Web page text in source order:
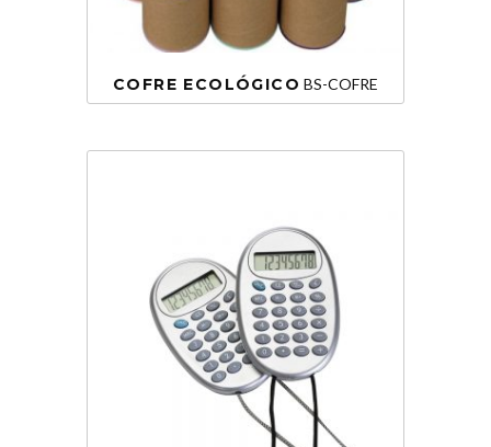
COFRE ECOLÓGICO BS-COFRE